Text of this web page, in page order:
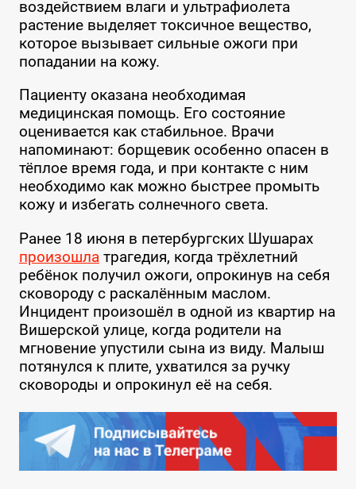
воздействием влаги и ультрафиолета
растение выделяет токсичное вещество,
которое вызывает сильные ожоги при
попадании на кожу.
Пациенту оказана необходимая
медицинская помощь. Его состояние
оценивается как стабильное. Врачи
напоминают: борщевик особенно опасен в
тёплое время года, и при контакте с ним
необходимо как можно быстрее промыть
кожу и избегать солнечного света.
Ранее 18 июня в петербургских Шушарах
произошла трагедия, когда трёхлетний
ребёнок получил ожоги, опрокинув на себя
сковороду с раскалённым маслом.
Инцидент произошёл в одной из квартир на
Вишерской улице, когда родители на
мгновение упустили сына из виду. Малыш
потянулся к плите, ухватился за ручку
сковороды и опрокинул её на себя.